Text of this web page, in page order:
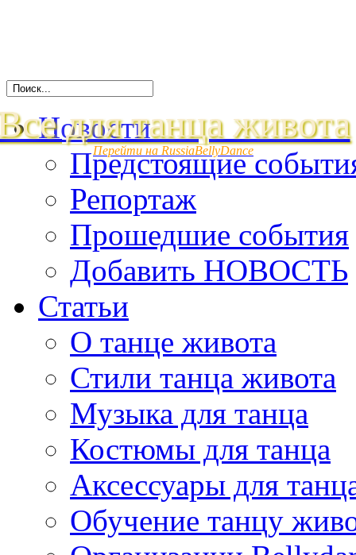
для танца живота
Перейти на RussiaBellyDance
Новости
Предстоящие
Репортаж
Прошедшие события
Добавить НОВОСТЬ
Статьи
О танце живота
Стили танца живота
Музыка для танца
Костюмы для танца
Аксессуары для
Обучение танцу